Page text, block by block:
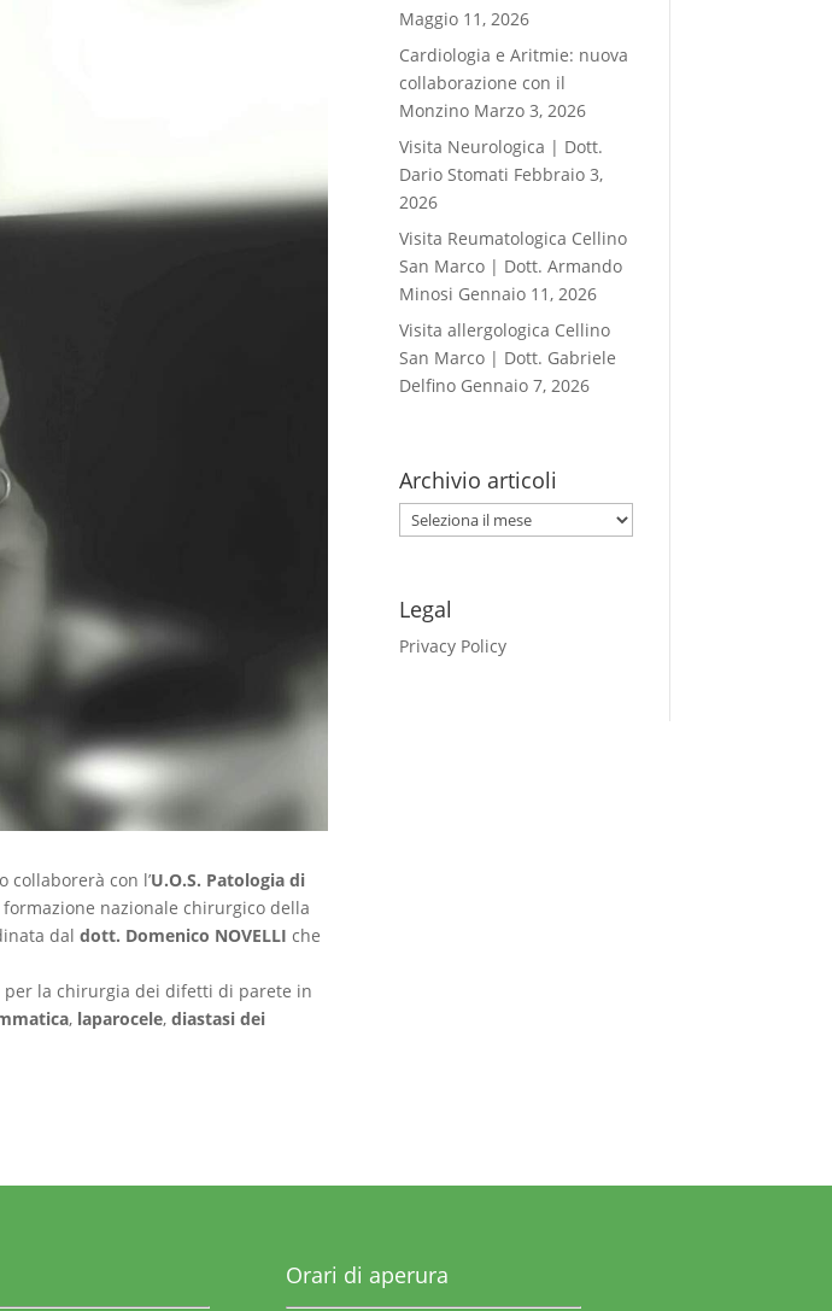
collaborerà con l’U.O.S. Patologia di
nazionale chirurgico della
daldott. Domenico NOVELLI che
per la chirurgia dei difetti di parete in
, laparocele,diastasi dei
Maggio 11, 2026
Cardiologia e Aritmie: nuova
collaborazione con il
Monzino Marzo 3, 2026
Visita Neurologica | Dott.
Dario Stomati Febbraio 3,
2026
Visita Reumatologica Cellino
San Marco | Dott. Armando
Minosi Gennaio 11, 2026
Visita allergologica Cellino
San Marco | Dott. Gabriele
Delfino Gennaio 7, 2026
Archivio articoli
Archivio
articoli
Legal
Privacy Policy
Orari di aperura